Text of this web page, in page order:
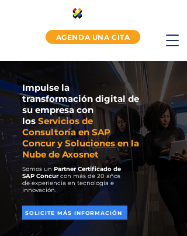
AGENDA UNA CITA
Impulse la
transformación digital de
su empresa con
los Servicios de
Consultoría en SAP
Concur y Soluciones en la
Nube de Axosnet
Somos un Partner Certificado de
SAP Concur con más de 20 años
de experiencia en tecnología e
innovación.
SOLICITE MÁS INFORMACIÓN